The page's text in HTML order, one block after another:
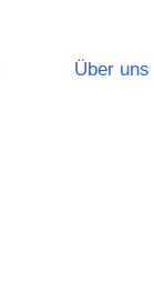
Über uns